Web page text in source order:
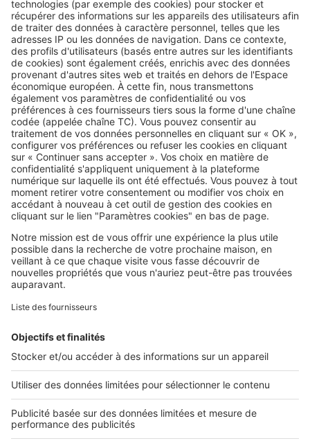
Image
Réglementations
Vous plantez une haie ? Ces
essences peuvent vous éviter
bien des problèmes avec le
voisinage
SeLoger c'est aussi
Retrouvez-nous sur ...
L'ENTREPRISE
Qui sommes-nous ?
Nous contacter
Nous recrutons